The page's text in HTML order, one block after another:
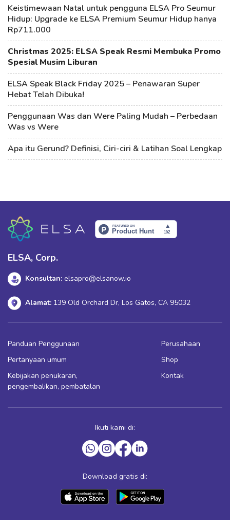
Keistimewaan Natal untuk pengguna ELSA Pro Seumur
Hidup: Upgrade ke ELSA Premium Seumur Hidup hanya
Rp711.000
Christmas 2025: ELSA Speak Resmi Membuka Promo
Spesial Musim Liburan
ELSA Speak Black Friday 2025 – Penawaran Super
Hebat Telah Dibuka!
Penggunaan Was dan Were Paling Mudah – Perbedaan
Was vs Were
Apa itu Gerund? Definisi, Ciri-ciri & Latihan Soal Lengkap
ELSA, Corp.
Konsultan: elsapro@elsanow.io
Alamat: 139 Old Orchard Dr, Los Gatos, CA 95032
Panduan Penggunaan
Pertanyaan umum
Kebijakan penukaran,
pengembalikan, pembatalan
Perusahaan
Shop
Kontak
Ikuti kami di:
Download gratis di: